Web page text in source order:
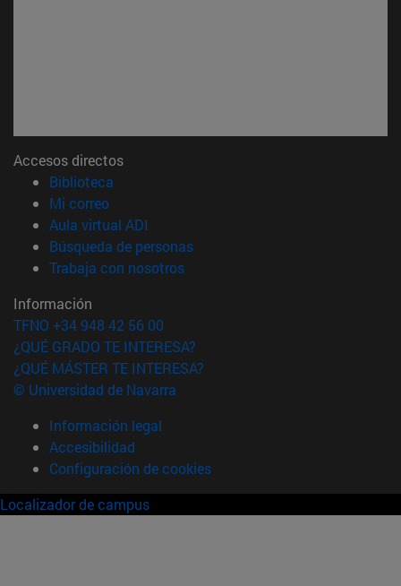
Accesos directos
Biblioteca
Mi correo(abre en nueva ventana)
Aula virtual ADI
Búsqueda de personas(abre en nueva ventana)
Trabaja con nosotros(abre en nueva ventana)
Información
TFNO +34 948 42 56 00
¿QUÉ GRADO TE INTERESA?
¿QUÉ MÁSTER TE INTERESA?
© Universidad de Navarra
Información legal
Accesibilidad
Configuración de cookies
Localizador de campus